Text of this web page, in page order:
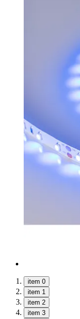
item 0
item 1
item 2
item 3